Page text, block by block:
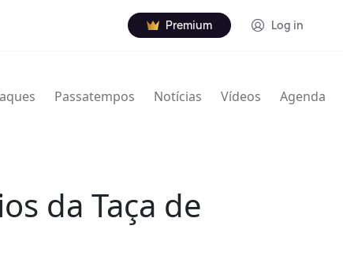
Premium Log in
Passatempos Notícias Vídeos Agenda
da Taça de